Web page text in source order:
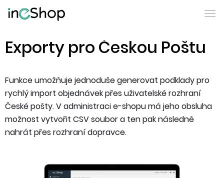
Exporty pro Českou Poštu
Funkce umožňuje jednoduše generovat podklady pro
rychlý import objednávek přes uživatelské rozhraní
České pošty. V administraci e-shopu má jeho obsluha
možnost vytvořit CSV soubor a ten pak následně
nahrát přes rozhraní dopravce.